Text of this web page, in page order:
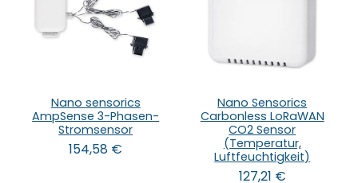
Nano sensorics
AmpSense 3-Phasen-
Stromsensor
154,58 €
Nano Sensorics
Carbonless LoRaWAN
CO2 Sensor
(Temperatur,
Luftfeuchtigkeit)
127,21 €